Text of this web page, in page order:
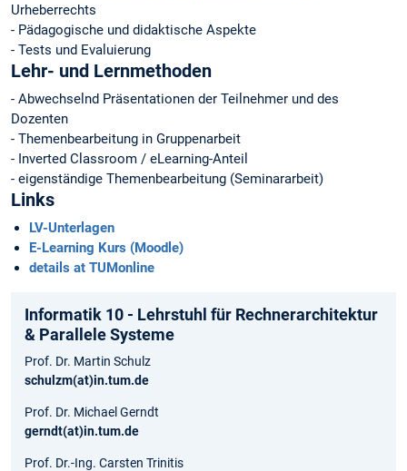
Urheberrechts
- Pädagogische und didaktische Aspekte
- Tests und Evaluierung
Lehr- und Lernmethoden
- Abwechselnd Präsentationen der Teilnehmer und des
Dozenten
- Themenbearbeitung in Gruppenarbeit
- Inverted Classroom / eLearning-Anteil
- eigenständige Themenbearbeitung (Seminararbeit)
Links
LV-Unterlagen
E-Learning Kurs (Moodle)
details at TUMonline
Informatik 10 - Lehrstuhl für Rechnerarchitektur
& Parallele Systeme
Prof. Dr. Martin Schulz
schulzm(at)in.tum.de
Prof. Dr. Michael Gerndt
gerndt(at)in.tum.de
Prof. Dr.-Ing. Carsten Trinitis